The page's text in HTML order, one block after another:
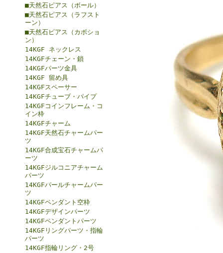
■天然石ピアス（ボール）
■天然石ピアス（ラフスト
ーン）
■天然石ピアス（カボショ
ン）
14KGF ネックレス
14KGFチェーン・鎖
14KGFパーツ金具
14KGF 留め具
14KGFスペーサー
14KGFチューブ・パイプ
14KGFコインフレーム・コ
イン枠
14KGFチャーム
14KGF天然石チャームパー
ツ
14KGF合成宝石チャームパ
ーツ
14KGFジルコニアチャーム
パーツ
14KGFパールチャームパー
ツ
14KGFペンダント空枠
14KGFデザインパーツ
14KGFペンダントパーツ
14KGFリングパーツ・指輪
パーツ
14KGF指輪リング・2号